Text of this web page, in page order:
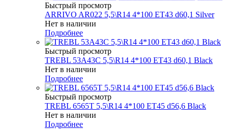
Быстрый просмотр
ARRIVO AR022 5,5\R14 4*100 ET43 d60,1 Silver
Нет в наличии
Подробнее
Быстрый просмотр
TREBL 53A43C 5,5\R14 4*100 ET43 d60,1 Black
Нет в наличии
Подробнее
Быстрый просмотр
TREBL 6565T 5,5\R14 4*100 ET45 d56,6 Black
Нет в наличии
Подробнее